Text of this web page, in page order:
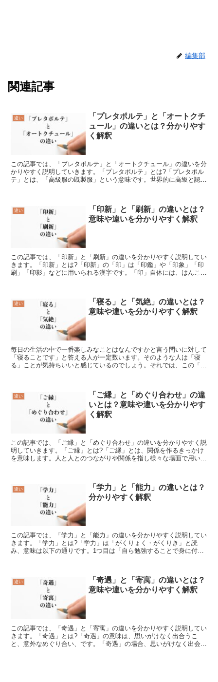
編集部
関連記事
違い
「プレタポルテ」と「オートクチ
ュール」の違いとは？分かりやす
く解釈
この記事では、「プレタポルテ」と「オートクチュール」の違いを分
かりやすく説明していきます。「プレタポルテ」とは?「プレタポル
テ」とは、「高級服の既製服」という意味です。世界的に高級と認め
違い
「印新」と「刷新」の違いとは？
意味や違いを分かりやすく解釈
この記事では、「印新」と「刷新」の違いを分かりやすく説明してい
きます。「印新」とは?「印新」の「印」は「印鑑」や「印象」「印
刷」「印影」などに用いられる漢字です。「印」自体には、はんこ、
違い
「寝る」と「気絶」の違いとは？
意味や違いを分かりやすく解釈
毎日の生活の中で一番楽しみなことはなんですかと言う問いに対して
「寝ることです」と答える人が一定数います。そのような人は「寝
る」ことが気持ちいいと感じているのでしょう。それでは、この「寝
違い
「ご縁」と「めぐり合わせ」の違
いとは？意味や違いを分かりやす
く解釈
この記事では、「ご縁」と「めぐり合わせ」の違いを分かりやすく説
明していきます。「ご縁」とは?「ご縁」とは、関係を作るきっかけ
を意味します。人と人とのつながりや関係を指し様々な場面で用いら
違い
「学力」と「能力」の違いとは？
分かりやすく解釈
この記事では、「学力」と「能力」の違いを分かりやすく説明してい
きます。「学力」とは?「学力」は「がくりょく・がくりき」と読
み、意味は以下の通りです。1つ目は「自ら勉強することで身に付け
違い
「奇遇」と「寄寓」の違いとは？
意味や違いを分かりやすく解釈
この記事では、「奇遇」と「寄寓」の違いを分かりやすく説明してい
きます。「奇遇」とは?「奇遇」の意味は、思いがけなく出合うこ
と、意外なめぐり合い、です。「奇遇」の場合、思いがけなく出会う